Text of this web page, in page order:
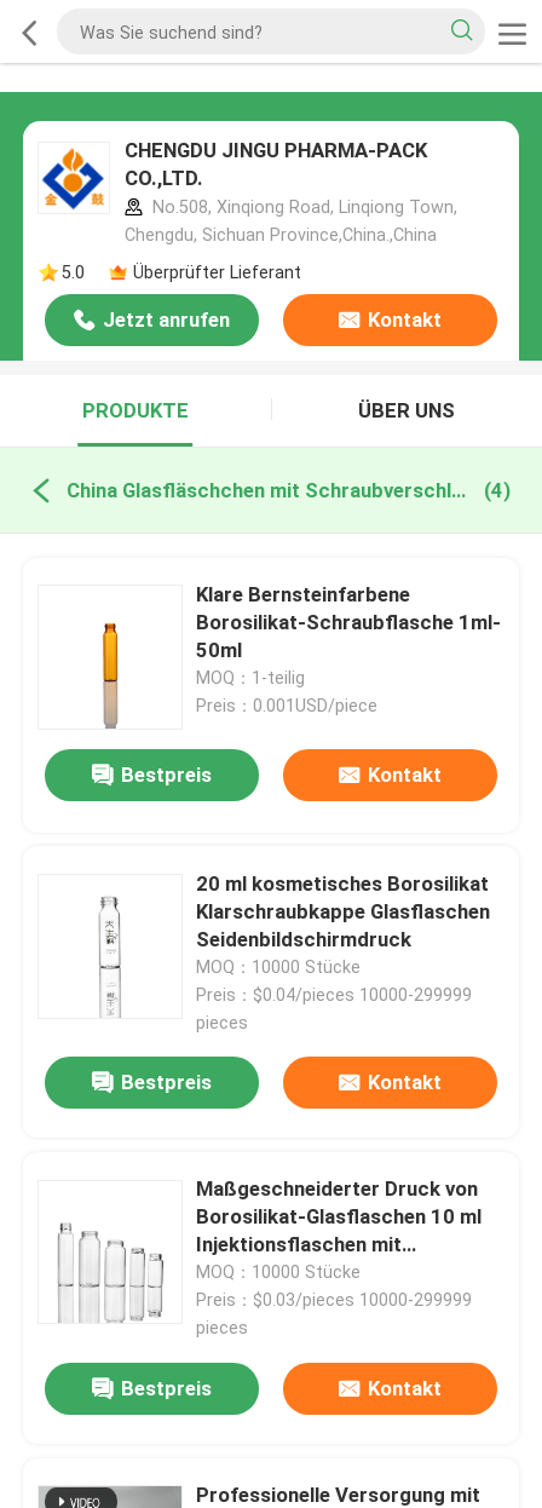
CHENGDU JINGU PHARMA-PACK
CO.,LTD.
No.508, Xinqiong Road, Linqiong Town,
Chengdu, Sichuan Province,China.,China
5.0
Überprüfter Lieferant
Jetzt anrufen Kontakt
PRODUKTE ÜBER UNS
China Glasfläschchen mit Schraubverschluss (4)
Klare Bernsteinfarbene
Borosilikat-Schraubflasche 1ml-
50ml
MOQ：1-teilig
Preis：0.001USD/piece
Bestpreis Kontakt
20 ml kosmetisches Borosilikat
Klarschraubkappe Glasflaschen
Seidenbildschirmdruck
MOQ：10000 Stücke
Preis：$0.04/pieces 10000-299999
pieces
Bestpreis Kontakt
Maßgeschneiderter Druck von
Borosilikat-Glasflaschen 10 ml
Injektionsflaschen mit
Schraubenoberfläche
MOQ：10000 Stücke
Preis：$0.03/pieces 10000-299999
pieces
Bestpreis Kontakt
Professionelle Versorgung mit